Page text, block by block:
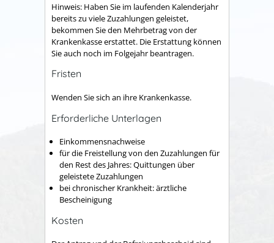
Hinweis: Haben Sie im laufenden Kalenderjahr
bereits zu viele Zuzahlungen geleistet,
bekommen Sie den Mehrbetrag von der
Krankenkasse erstattet. Die Erstattung können
Sie auch noch im Folgejahr beantragen.
Fristen
Wenden Sie sich an ihre Krankenkasse.
Erforderliche Unterlagen
Einkommensnachweise
für die Freistellung von den Zuzahlungen für
den Rest des Jahres: Quittungen über
geleistete Zuzahlungen
bei chronischer Krankheit: ärztliche
Bescheinigung
Kosten